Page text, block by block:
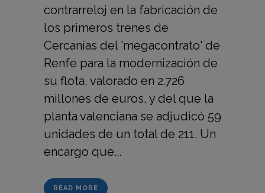
contrarreloj en la fabricación de
los primeros trenes de
Cercanías del 'megacontrato' de
Renfe para la modernización de
su flota, valorado en 2.726
millones de euros, y del que la
planta valenciana se adjudicó 59
unidades de un total de 211. Un
encargo que...
READ MORE